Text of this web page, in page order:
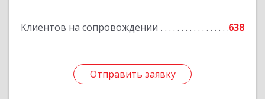
Клиентов на сопровождении 638
Отправить заявку
Отправить заявку